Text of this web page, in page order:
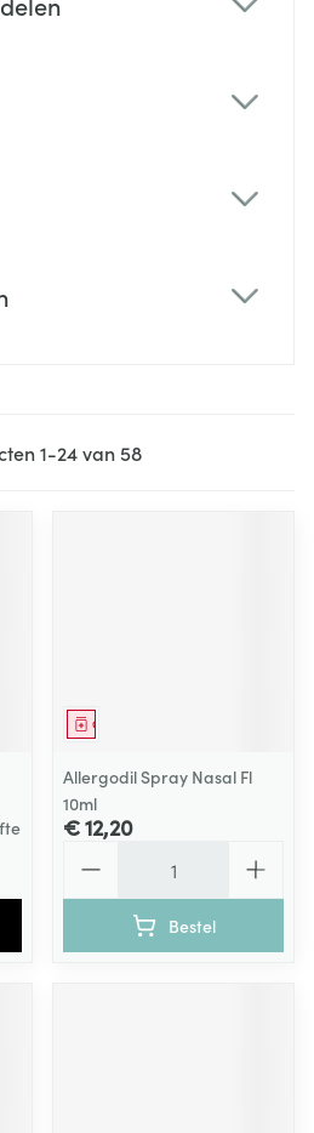
1-24van58
Geneesmiddel
Allergodil Spray Nasal Fl
10ml
€ 12,20
Bestel